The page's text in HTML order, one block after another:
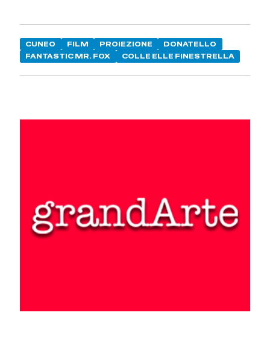
CUNEO FILM PROIEZIONE
DONATELLO
FANTASTIC MR. FOX
COLLE ELLE FINESTRELLA